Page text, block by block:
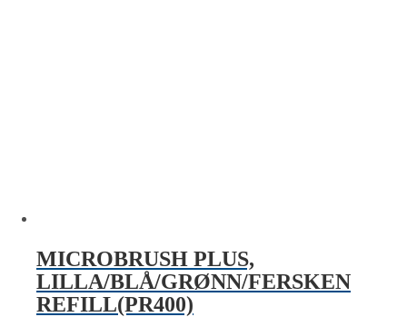
MICROBRUSH PLUS,
LILLA/BLÅ/GRØNN/FERSKEN
REFILL(PR400)